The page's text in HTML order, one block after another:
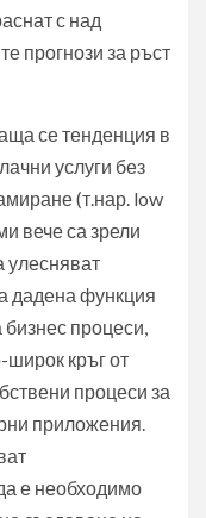
с над
прогнози за ръст
се тенденция в
услуги без
(т.нар. low
вече са зрели
улесняват
дадена функция
процеси,
кръг от
процеси за
приложения.
е необходимо